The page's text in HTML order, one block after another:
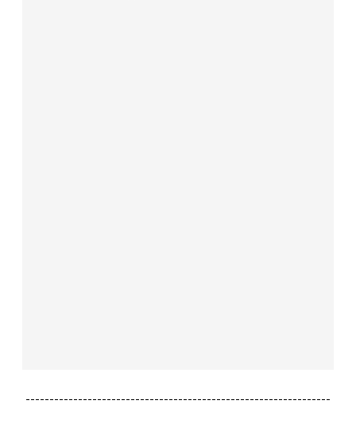
----------------------------------------------------------------